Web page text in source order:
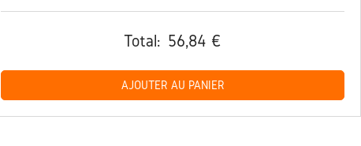
Total: 56,84 €
AJOUTER AU PANIER